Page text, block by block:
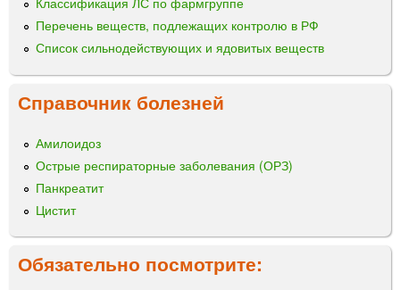
Перечень веществ, подлежащих контролю в РФ
Список сильнодействующих и ядовитых веществ
Справочник болезней
Амилоидоз
Острые респираторные заболевания (ОРЗ)
Панкреатит
Цистит
Обязательно посмотрите: